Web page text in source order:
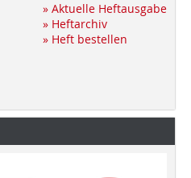
» Aktuelle Heftausgabe
» Heftarchiv
» Heft bestellen